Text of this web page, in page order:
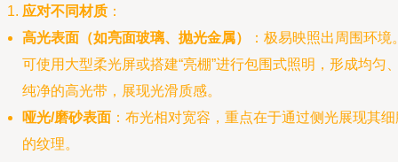
应对不同材质 ：
高光表面（如亮面玻璃、抛光金属）
：极易映照出周围环境
可使用大型柔光屏或搭建“亮棚”进行包围式照明，形成均匀
纯净的高光带，展现光滑质感。
哑光/磨砂表面 ：布光相对宽容，重点在于通过侧光展现其
的纹理。